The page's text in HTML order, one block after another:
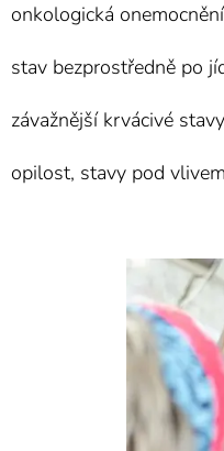
onkologická onemocnění
stav bezprostředně po
závažnější krvácivé
opilost, stavy pod